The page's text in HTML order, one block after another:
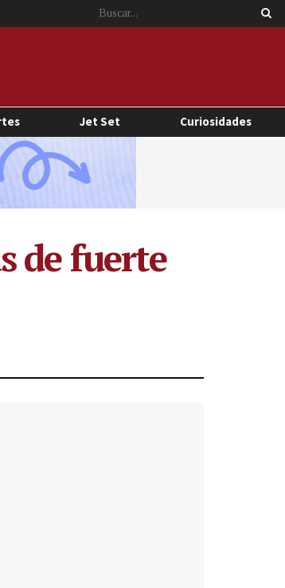
Jet Set Curiosidades
de fuerte